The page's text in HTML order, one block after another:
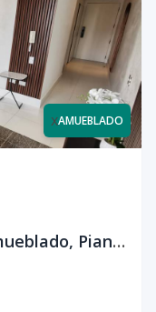
xAMUEBLADO
Apartamento en alquiler amueblado, Piantini¡¡